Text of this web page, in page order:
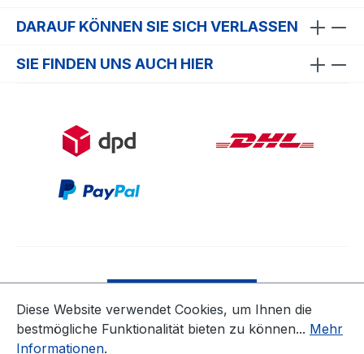
DARAUF KÖNNEN SIE SICH VERLASSEN
SIE FINDEN UNS AUCH HIER
* Alle Preise inkl. gesetzl. Mehrwertsteuer zzgl.
Diese Website verwendet Cookies, um Ihnen die
bestmögliche Funktionalität bieten zu können... Mehr
Informationen.